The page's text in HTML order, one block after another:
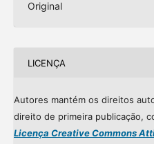
Original
LICENÇA
Autores mantém os direitos
direito de primeira publicação,
Licença Creative Commons